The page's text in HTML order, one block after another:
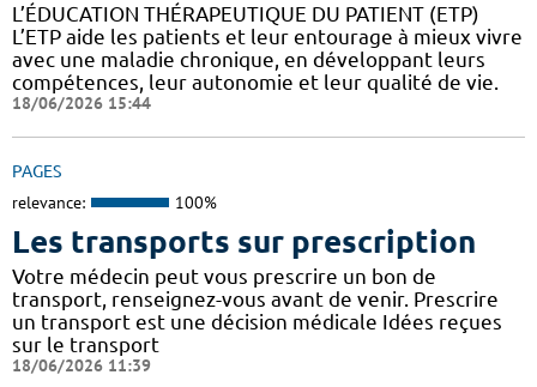
L’ÉDUCATION THÉRAPEUTIQUE DU PATIENT (ETP)
L’ETP aide les patients et leur entourage à mieux vivre
avec une maladie chronique, en développant leurs
compétences, leur autonomie et leur qualité de vie.
18/06/2026 15:44
PAGES
relevance: 100%
Les transports sur prescription
Votre médecin peut vous prescrire un bon de
transport, renseignez-vous avant de venir. Prescrire
un transport est une décision médicale Idées reçues
sur le transport
18/06/2026 11:39